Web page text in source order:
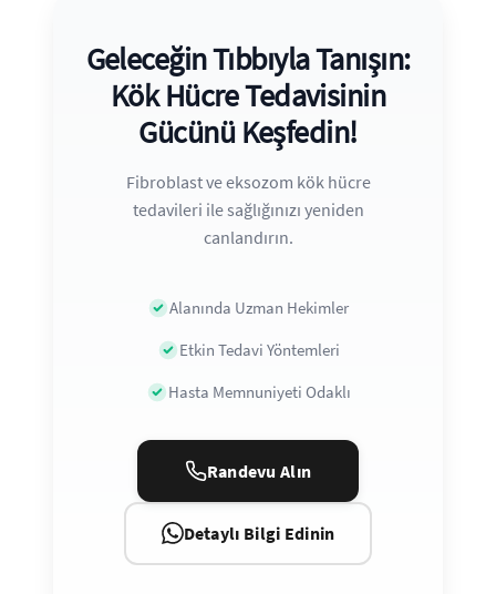
Geleceğin Tıbbıyla Tanışın:
Kök Hücre Tedavisinin
Gücünü Keşfedin!
Fibroblast ve eksozom kök hücre
tedavileri ile sağlığınızı yeniden
canlandırın.
Alanında Uzman Hekimler
Etkin Tedavi Yöntemleri
Hasta Memnuniyeti Odaklı
Randevu Alın
Detaylı Bilgi Edinin